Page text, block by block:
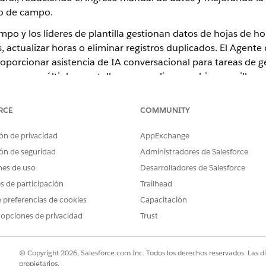
de campo.
y los líderes de plantilla gestionan datos de hojas de
actualizar horas o eliminar registros duplicados. El Agente
asistencia de IA conversacional para tareas de
por múltiples pantallas para realizar cambios sencillos.
de Salesforce para activar el complemento antes de
admite la creación y eliminación de registros de hojas de horas.
horas existentes, incluyendo la modificación de horas de inicio,
también pueden eliminar registros de hojas de horas que se
de lenguaje natural al agente, que valida los cambios en reglas
El conmutador Activar IA y Agentforce para hojas de horas
de privacidad
de seguridad
de uso
de participación
preferencias de cookies
opciones de privacidad
COMMUNITY
AppExchange
Administradores de Salesforce
Desarrolladores de Salesforce
Trailhead
Capacitación
Trust
© Copyright 2026, Salesforce.com Inc. Todos los derechos reservados. Las
propietarios.